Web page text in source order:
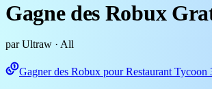
Gagne des Robux
par Ultraw · All
Gagner des Robux pour Restaurant Tycoon